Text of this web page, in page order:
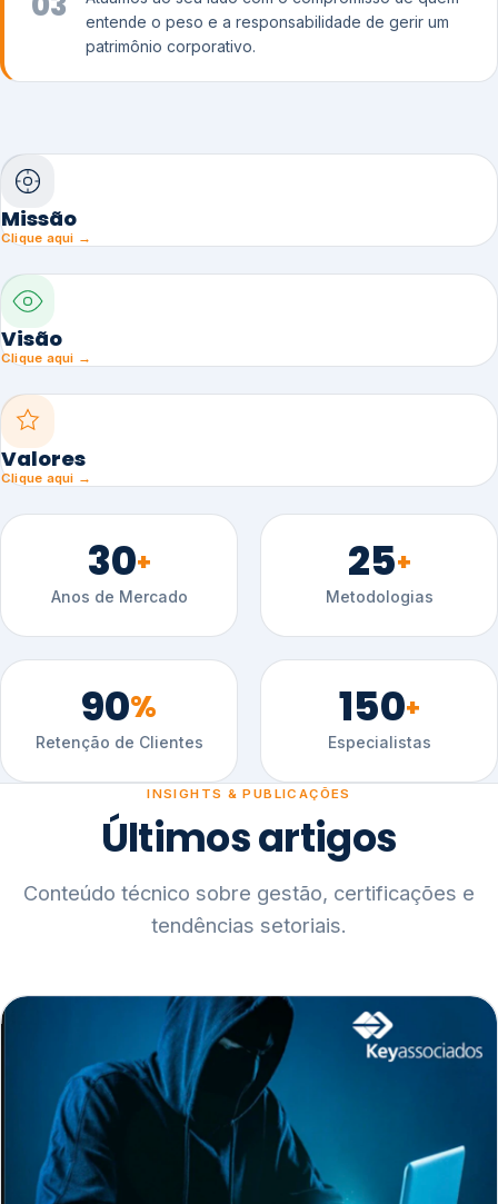
entende o peso e a responsabilidade de gerir um
patrimônio corporativo.
Missão
Clique aqui →
Visão
Clique aqui →
Valores
Clique aqui →
30+
Anos de Mercado
25+
Metodologias
90%
Retenção de Clientes
150+
Especialistas
INSIGHTS & PUBLICAÇÕES
Últimos artigos
Conteúdo técnico sobre gestão, certificações e
tendências setoriais.